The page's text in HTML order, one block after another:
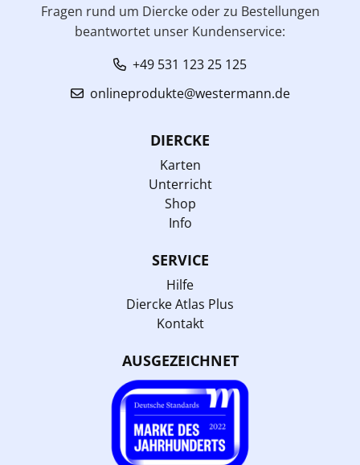
Fragen rund um Diercke oder zu Bestellungen
beantwortet unser Kundenservice:
+49 531 123 25 125
onlineprodukte@westermann.de
DIERCKE
Karten
Unterricht
Shop
Info
SERVICE
Hilfe
Diercke Atlas Plus
Kontakt
AUSGEZEICHNET